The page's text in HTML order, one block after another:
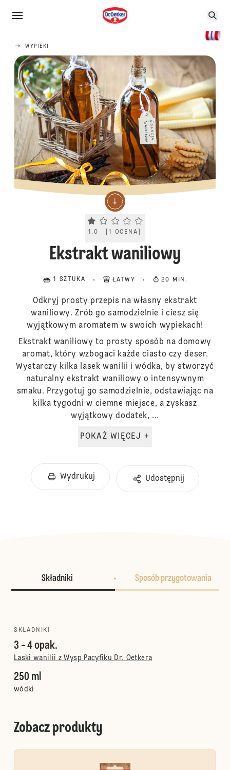
WYPIEKI
Current rating 1.0. Click to rate.
1.0 1 OCENA
Ekstrakt waniliowy
1 SZTUKA ŁATWY 20 MIN.
Odkryj prosty przepis na własny ekstrakt
waniliowy. Zrób go samodzielnie i ciesz się
wyjątkowym aromatem w swoich wypiekach!
Ekstrakt waniliowy to prosty sposób na domowy
aromat, który wzbogaci każde ciasto czy deser.
Wystarczy kilka lasek wanilii i wódka, by stworzyć
naturalny ekstrakt waniliowy o intensywnym
smaku. Przygotuj go samodzielnie, odstawiając na
kilka tygodni w ciemne miejsce, a zyskasz
wyjątkowy dodatek, ...
POKAŻ WIĘCEJ +
Wydrukuj Udostępnij
Składniki Sposób przygotowania
SKŁADNIKI
3 - 4 opak.
Laski wanilii z Wysp Pacyfiku Dr. Oetkera
250 ml
wódki
Zobacz produkty